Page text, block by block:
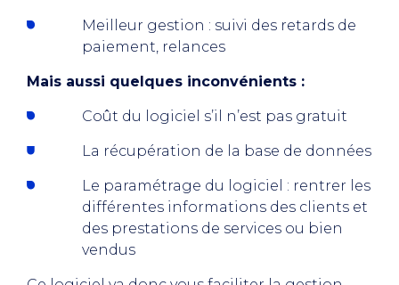
Meilleur gestion : suivi des retards de
paiement, relances
Mais aussi quelques inconvénients :
Coût du logiciel s’il n’est pas gratuit
La récupération de la base de données
Le paramétrage du logiciel : rentrer les
différentes informations des clients et
des prestations de services ou bien
vendus